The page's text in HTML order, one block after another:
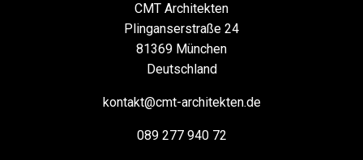
CMT Architekten
Plinganserstraße 24
81369 München
Deutschland
kontakt@cmt-architekten.de
089 277 940 72